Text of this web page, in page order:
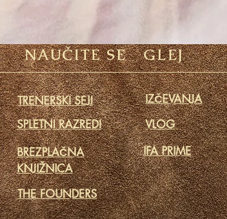
NAUČITE SE
TRENERSKI SEJI
SPLETNI RAZREDI
BREZPLAČNA
KNJIŽNICA
THE FOUNDERS
GLEJ
IZČEVANJA
VLOG
IFA PRIME